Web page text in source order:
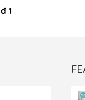
đ 1